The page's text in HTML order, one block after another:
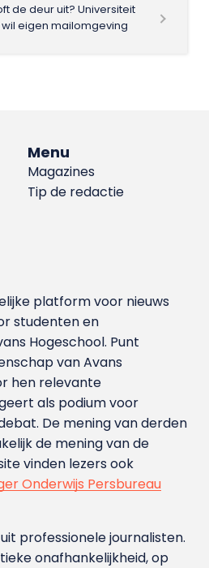
de deur uit? Universiteit
eigen mailomgeving
Menu
Magazines
Tip de redactie
platform voor nieuws
studenten en
Hoge­school. Punt
van Avans
hen relevante
als podium voor
De mening van derden
de mening van de
vinden lezers ook
Onderwijs Persbureau
professionele journalisten.
onafhankelijkheid, op